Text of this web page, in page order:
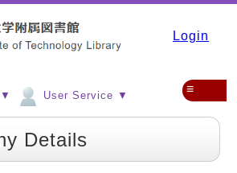
Login
User Service ▼ ≡
Details